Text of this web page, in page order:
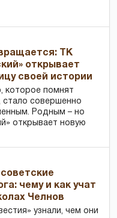
ТК
открывает
своей истории
которое помнят
стало совершенно
Родным – но
открывает новую
чему и как учат
Челнов
узнали, чем они